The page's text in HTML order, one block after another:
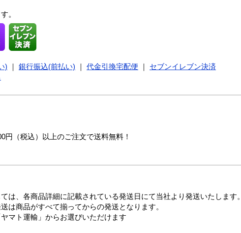
。
) 銀行振込(前払い) 代金引換宅配便
セブンイレブン決済
（税込）以上のご注文で送料無料！
は、各商品詳細に記載されている発送日にて当社より発送いたします。
は商品がすべて揃ってからの発送となります。
マト運輸」からお選びいただけます